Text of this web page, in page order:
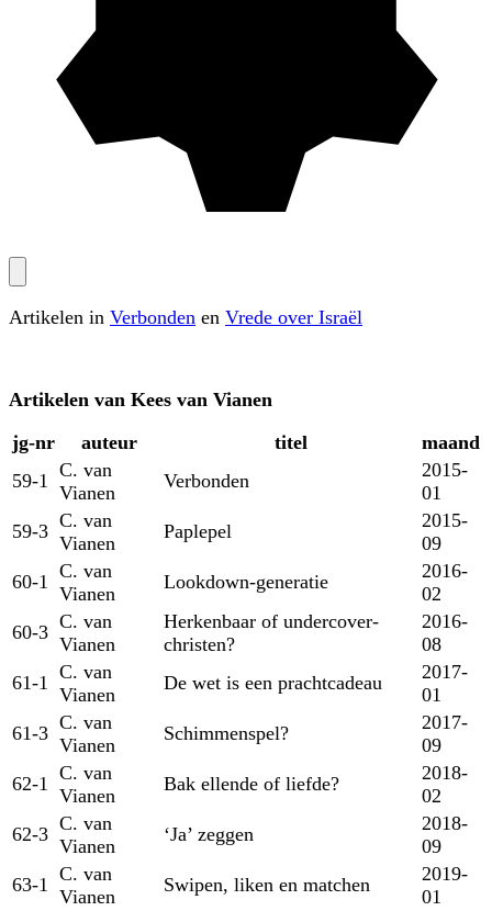
Artikelen in Verbonden en Vrede over Israël
Artikelen van Kees van Vianen
jg‑nr
auteur titel
maand
59-1
C. van
Vianen
Verbonden
2015-
01
59-3 C. van
Vianen
Paplepel
2015-
09
60-1
C. van
Vianen
Lookdown-generatie
2016-
02
60-3 C. van
Vianen
Herkenbaar of undercover-
christen?
2016-
08
61-1
C. van
Vianen
De wet is een prachtcadeau
2017-
01
61-3 C. van
Vianen
Schimmenspel?
2017-
09
62-1
C. van
Vianen
Bak ellende of liefde?
2018-
02
62-3 C. van
Vianen
‘Ja’ zeggen
2018-
09
63-1
C. van
Vianen
Swipen, liken en matchen
2019-
01